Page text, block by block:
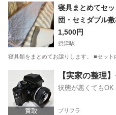
大阪 摂津市 摂津駅 ソファ
寝具まとめてセ
団・セミダブル敷
1,500円
摂津駅
寝具類をまとめてお譲りします。 ■セッ
摂津駅 寝具
【実家の整理
状態が悪くても
プリフラ